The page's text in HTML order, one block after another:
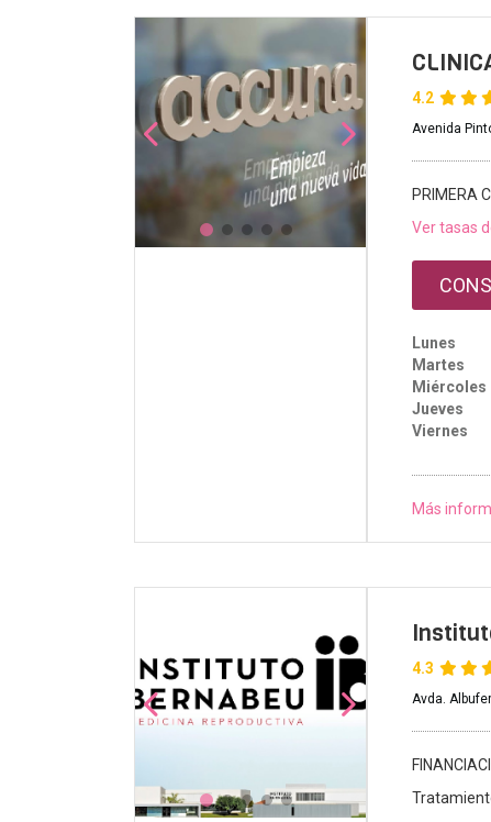
4.2
Avenida
PRIMERA
Ver tasas
Lunes
Martes
Miércoles
Jueves
Viernes
Más
4.3
Avda.